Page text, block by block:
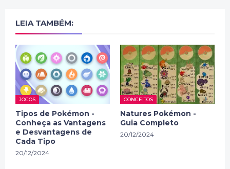
LEIA TAMBÉM:
JOGOS
Tipos de Pokémon -
Conheça as Vantagens
e Desvantagens de
Cada Tipo
20/12/2024
CONCEITOS
Natures Pokémon -
Guia Completo
20/12/2024